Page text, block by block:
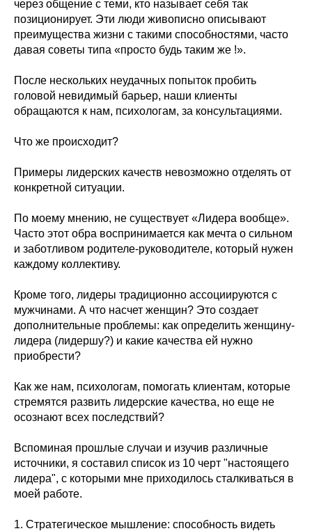
через общение с теми, кто называет себя так
позиционирует. Эти люди живописно описывают
преимущества жизни с такими способностями, часто
давая советы типа «просто будь таким же !».
После нескольких неудачных попыток пробить
головой невидимый барьер, наши клиенты
обращаются к нам, психологам, за консультациями.
Что же происходит?
Примеры лидерских качеств невозможно отделять от
конкретной ситуации.
По моему мнению, не существует «Лидера вообще».
Часто этот обра воспринимается как мечта о сильном
и заботливом родителе-руководителе, который нужен
каждому коллективу.
Кроме того, лидеры традиционно ассоциируются с
мужчинами. А что насчет женщин? Это создает
дополнительные проблемы: как определить женщину-
лидера (лидершу?) и какие качества ей нужно
приобрести?
Как же нам, психологам, помогать клиентам, которые
стремятся развить лидерские качества, но еще не
осознают всех последствий?
Вспоминая прошлые случаи и изучив различные
источники, я составил список из 10 черт "настоящего
лидера", с которыми мне приходилось сталкиваться в
моей работе.
1. Стратегическое мышление: способность видеть